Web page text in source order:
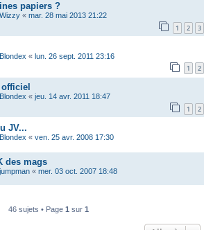
papiers ?
Wizzy « mar. 28 mai 2013 21:22
1 2 3
Blondex « lun. 26 sept. 2011 23:16
1 2
Blondex « jeu. 14 avr. 2011 18:47
1 2
JV...
Blondex « ven. 25 avr. 2008 17:30
des mags
jumpman « mer. 03 oct. 2007 18:48
46 sujets • Page 1 sur 1